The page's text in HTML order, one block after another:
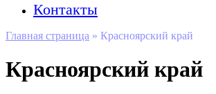
Контакты
Главная страница » Красноярский край
Красноярский край